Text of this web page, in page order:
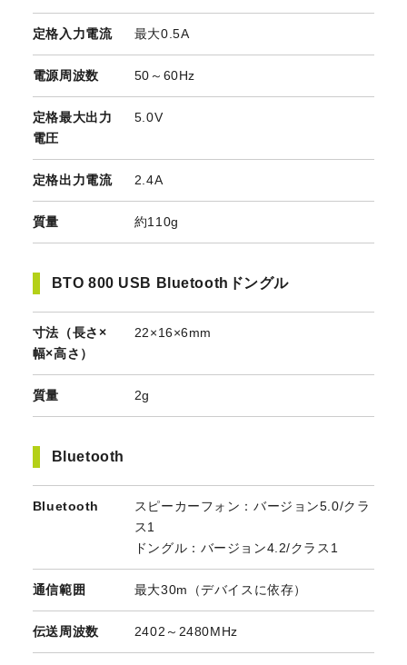
定格入力電流 最大0.5A
電源周波数 50～60Hz
定格最大出力
電圧
5.0V
定格出力電流 2.4A
質量 約110g
BTO 800 USB Bluetoothドングル
寸法（長さ×
幅×高さ）
22×16×6mm
質量 2g
Bluetooth
Bluetooth
スピーカーフォン：バージョン5.0/クラ
ス1
ドングル：バージョン4.2/クラス1
通信範囲 最大30m（デバイスに依存）
伝送周波数 2402～2480MHz